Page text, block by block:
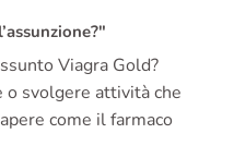
Viagra Gold?
o svolgere attività che
come il farmaco